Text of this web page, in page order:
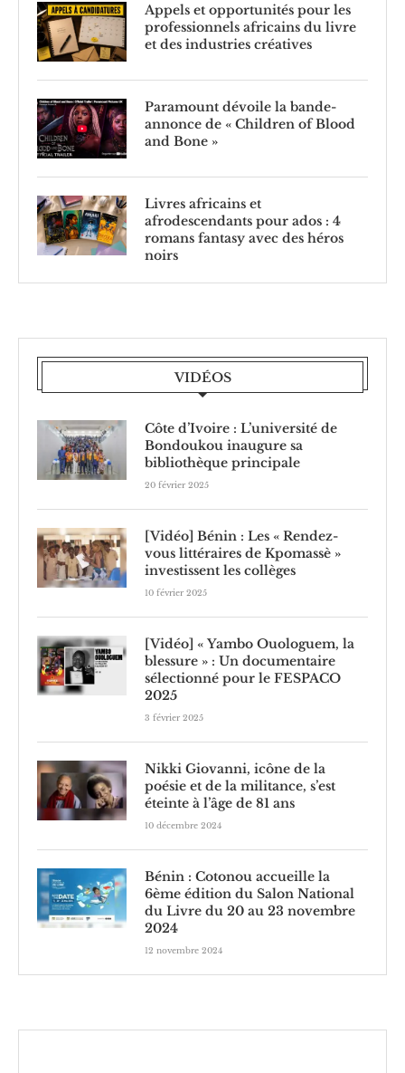
Appels et opportunités pour les
professionnels africains du livre
et des industries créatives
Paramount dévoile la bande-
annonce de « Children of Blood
and Bone »
Livres africains et
afrodescendants pour ados : 4
romans fantasy avec des héros
noirs
VIDÉOS
Côte d’Ivoire : L’université de
Bondoukou inaugure sa
bibliothèque principale
20 février 2025
[Vidéo] Bénin : Les « Rendez-
vous littéraires de Kpomassè »
investissent les collèges
10 février 2025
[Vidéo] « Yambo Ouologuem, la
blessure » : Un documentaire
sélectionné pour le FESPACO
2025
3 février 2025
Nikki Giovanni, icône de la
poésie et de la militance, s’est
éteinte à l’âge de 81 ans
10 décembre 2024
Bénin : Cotonou accueille la
6ème édition du Salon National
du Livre du 20 au 23 novembre
2024
12 novembre 2024